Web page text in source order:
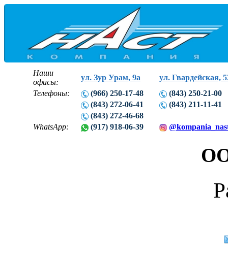
Наши
офисы:
ул. Зур Урам, 9а
ул. Гвардейская,
Телефоны:
(966) 250-17-48
(843) 250-21-00
(843) 272-06-41
(843) 211-11-41
(843) 272-46-68
WhatsApp:
(917) 918-06-39